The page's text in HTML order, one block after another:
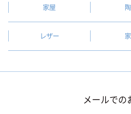
家屋
レザー
メールでの